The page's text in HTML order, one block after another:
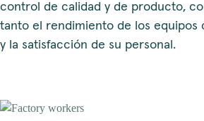
control de calidad y de producto,
tanto el rendimiento de los equipos
y la satisfacción de su personal.